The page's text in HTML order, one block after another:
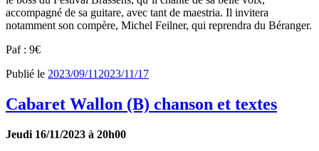
accompagné de sa guitare, avec tant de maestria. Il invitera
notamment son compère, Michel Feilner, qui reprendra du Béranger.
Paf : 9€
Publié le 2023/09/11 2023/11/17
Cabaret Wallon (B) chanson et textes
Jeudi 16/11/2023 à 20h00